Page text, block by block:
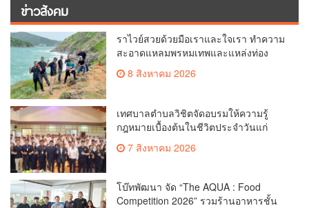
ข่าวสังคม
ราไวย์สวยด้วยมือเราและใจเรา ทำความ
สะอาดแหลมพรหมเทพและแหล่งท่อง
เที่ยว8 สิงหาคม 2026
เทศบาลตำบลวิชิตจัดอบรมให้ความรู้
กฎหมายเบื้องต้นในชีวิตประจำวันแก่
7 สิงหาคม 2026
โบ๊ทพัฒนา จัด “The AQUA : Food
Competition 2026” รวมร้านอาหารชั้น